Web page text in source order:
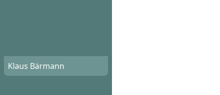
Klaus Bärmann